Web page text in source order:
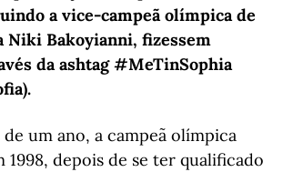
a vice-campeã olímpica de
Niki Bakoyianni, fizessem
da ashtag #MeTinSophia
um ano, a campeã olímpica
1998, depois de se ter qualificado